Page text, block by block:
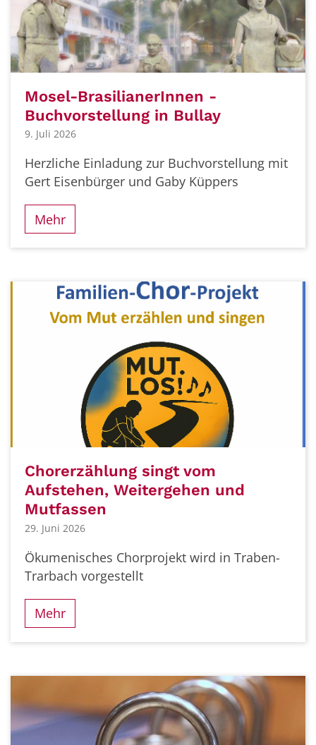
Mosel-BrasilianerInnen -
Buchvorstellung in Bullay
9. Juli 2026
Herzliche Einladung zur Buchvorstellung mit
Gert Eisenbürger und Gaby Küppers
Mehr
Chorerzählung singt vom
Aufstehen, Weitergehen und
Mutfassen
29. Juni 2026
Ökumenisches Chorprojekt wird in Traben-
Trarbach vorgestellt
Mehr